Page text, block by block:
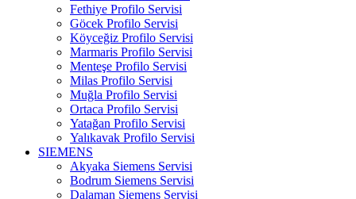
Fethiye Profilo Servisi
Göcek Profilo Servisi
Köyceğiz Profilo Servisi
Marmaris Profilo Servisi
Menteşe Profilo Servisi
Milas Profilo Servisi
Muğla Profilo Servisi
Ortaca Profilo Servisi
Yatağan Profilo Servisi
Yalıkavak Profilo Servisi
SIEMENS
Akyaka Siemens Servisi
Bodrum Siemens Servisi
Dalaman Siemens Servisi